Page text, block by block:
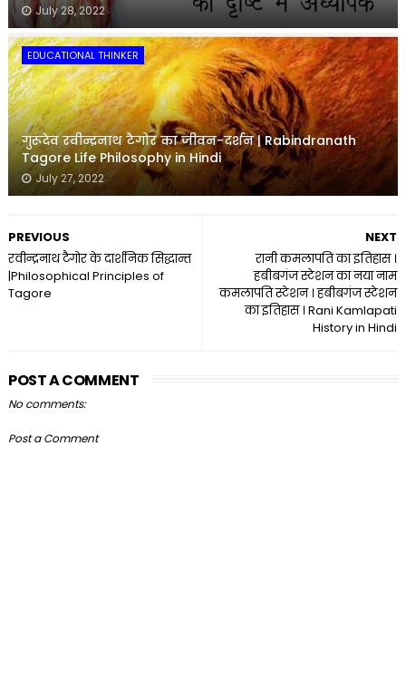
July 28, 2022
EDUCATIONAL THINKER
गुरूदेव रवीन्द्रनाथ टैगोर का जीवन-दर्शन | Rabindranath
Tagore Life Philosophy in Hindi
July 27, 2022
NEXT
रानी कमलापति का इतिहास ।
हबीबगंज स्टेशन का नया नाम
कमलापति स्टेशन । हबीबगंज स्टेशन
का इतिहास । Rani Kamlapati
History in Hindi
PREVIOUS
रवीन्द्रनाथ टैगोर के दार्शनिक सिद्धान्त
|Philosophical Principles of
Tagore
POST A COMMENT
No comments:
Post a Comment